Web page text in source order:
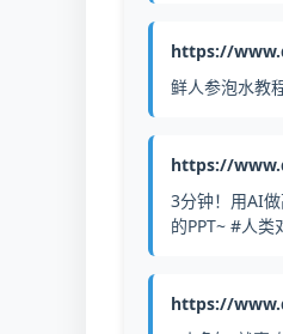
https://
鲜人参泡水教
https://
3分钟！用AI
的PPT~ #人
https://